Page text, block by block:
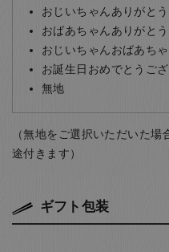
おじいちゃんありがとう
おばあちゃんありがとう
おじいちゃんおばあち
お誕生日おめでとうご
無地
（無地をご選択いただいた
途付きます）
ギフト包装